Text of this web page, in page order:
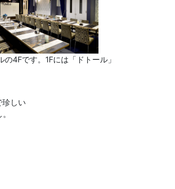
の4Fです。1Fには「ドトール」
珍しい